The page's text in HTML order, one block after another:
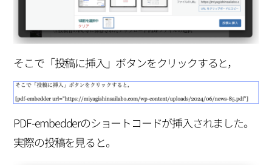
そこで「投稿に挿入」ボタンをクリックすると，
PDF-embedderのショートコードが挿入されました。
実際の投稿を見ると。